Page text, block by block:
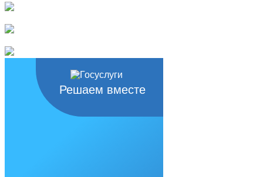
Решаем вместе